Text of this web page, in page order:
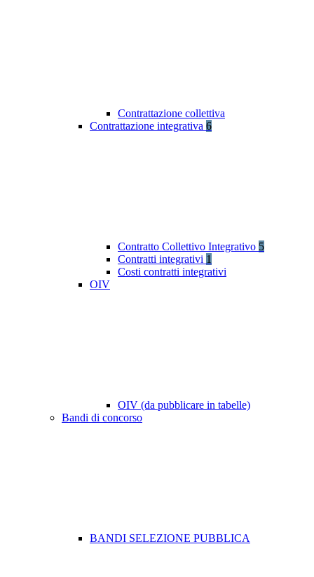
Contrattazione collettiva
Contrattazione integrativa 6
Contratto Collettivo Integrativo 5
Contratti integrativi 1
Costi contratti integrativi
OIV
OIV (da pubblicare in tabelle)
Bandi di concorso
BANDI SELEZIONE PUBBLICA